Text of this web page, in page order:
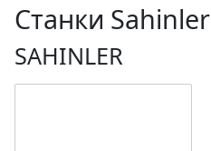
Станки Sahinler
SAHINLER